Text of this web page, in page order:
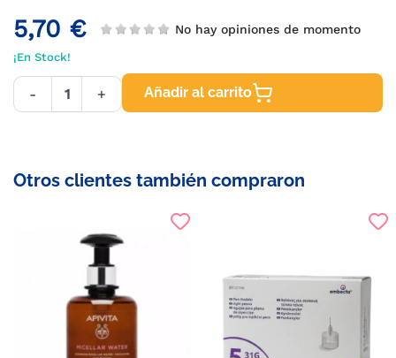
5,70 € No hay opiniones de momento
¡En Stock!
- + Añadir al carrito
Otros clientes también compraron